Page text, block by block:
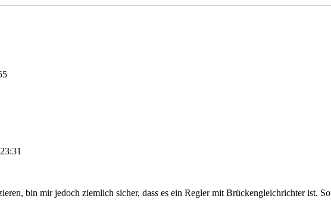
bin mir jedoch ziemlich sicher, dass es ein Regler mit Brückengleichrichter ist.